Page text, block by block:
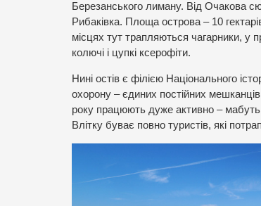
Березанського лиману. Від Очакова
Рибаківка. Площа острова – 10
місцях тут трапляються чагарники, у
колючі і цупкі ксерофіти.
Нині остів є філією Національного
охорону – єдиних постійних
року працюють дуже активно – мабуть
Влітку буває повно туристів, які